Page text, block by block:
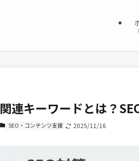
関連キーワードとは？
SEO・コンテンツ支援 2025/11/16